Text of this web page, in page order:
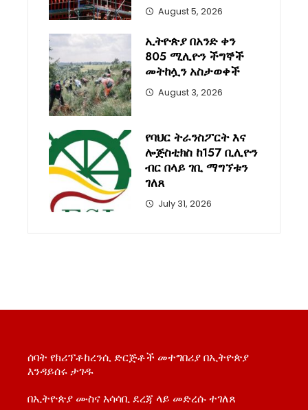
August 5, 2026
ኢትዮጵያ በአንድ ቀን
805 ሚሊዮን ችግኞች
መትከሏን አስታወቀች
August 3, 2026
የባህር ትራንስፖርት እና
ሎጅስቲክስ ከ157 ቢሊዮን
ብር በላይ ገቢ ማግኘቱን
ገለጸ
July 31, 2026
ሰባት የክሪፕቶከረንሲ ድርጅቶች መተግበሪያ በኢትዮጵያ
እንዳይሰሩ ታገዱ
በኢትዮጵያ ሙስና አሳሳቢ ደረጃ ላይ መድረሱ ተገለጸ